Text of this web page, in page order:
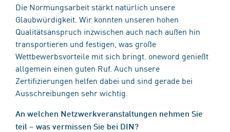
Die Normungsarbeit stärkt natürlich unsere
Glaubwürdigkeit. Wir konnten unseren hohen
Qualitätsanspruch inzwischen auch nach außen hin
transportieren und festigen, was große
Wettbewerbsvorteile mit sich bringt. oneword genießt
allgemein einen guten Ruf. Auch unsere
Zertifizierungen helfen dabei und sind gerade bei
Ausschreibungen sehr wichtig.
An welchen Netzwerkveranstaltungen nehmen Sie
teil – was vermissen Sie bei DIN?